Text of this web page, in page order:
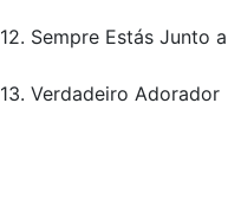
12. Sempre Estás Junto
13. Verdadeiro Adorador